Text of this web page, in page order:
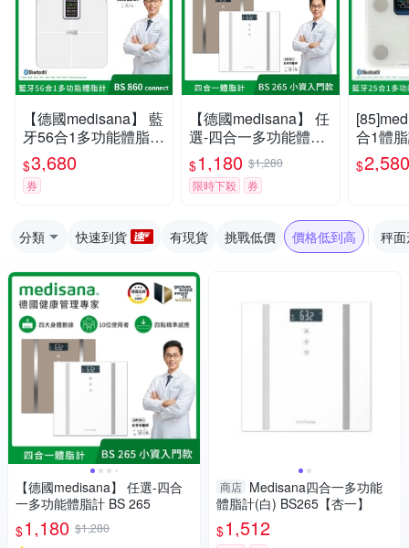
【德國medisana】 藍
牙56合1多功能體脂計
BS860 connect
$3,680
券
【德國medisana】 任
選-四合一多功能體脂
計 BS 265
$1,180 $1,280
限時下殺
券
合1體
nnect(
$2,580
分類 快速到貨 有現貨 挑戰低價 價格低到高 秤
【德國medisana】 任選-四合
一多功能體脂計 BS 265
$1,180 $1,280
商店 Medisana四合一多功能
體脂計(白) BS265【杏一】
$1,512